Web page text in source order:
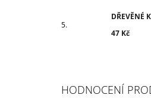
DŘEVĚNÉ
47 Kč
HODNOCENÍ